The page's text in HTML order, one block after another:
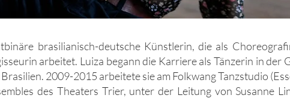
brasilianisch-deutsche Künstlerin, die als
arbeitet. Luiza begann die Karriere als Tänzerin in der
2009-2015 arbeitete sie am Folkwang Tanzstudio
des Theaters Trier, unter der Leitung von Susanne